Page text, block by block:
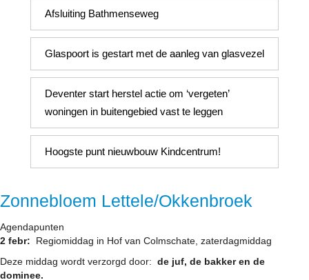
Zonnebloem Lettele/Okkenbroek
Agendapunten
2 febr:
Regiomiddag in Hof van Colmschate, zaterdagmiddag
Deze middag wordt verzorgd door: de juf, de bakker en de
dominee.
Afsluiting Bathmenseweg
Glaspoort is gestart met de aanleg van glasvezel
Deventer start herstel actie om ‘vergeten’
woningen in buitengebied vast te leggen
Hoogste punt nieuwbouw Kindcentrum!